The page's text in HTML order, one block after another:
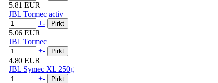
5.81 EUR
JBL Tormec activ
+-
5.06 EUR
JBL Tormec
+-
4.80 EUR
JBL Symec XL 250g
+-